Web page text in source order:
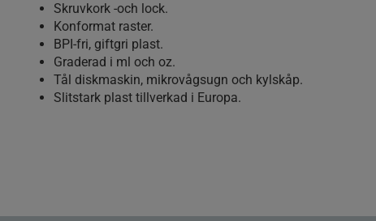
Skruvkork -och lock.
Konformat raster.
BPI-fri, giftgri plast.
Graderad i ml och oz.
Tål diskmaskin, mikrovågsugn och kylskåp.
Slitstark plast tillverkad i Europa.